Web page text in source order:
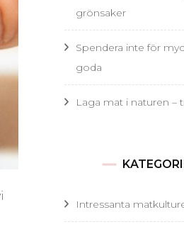
grönsaker
Spendera inte för
goda
Laga mat i naturen –
Intressanta